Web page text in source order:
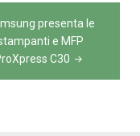
presenta le
e MFP
C30